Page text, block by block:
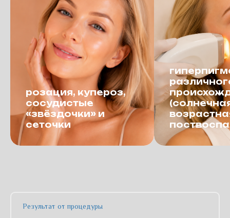
розация, купероз,
сосудистые
«звёздочки» и
сеточки
Результат от процедуры